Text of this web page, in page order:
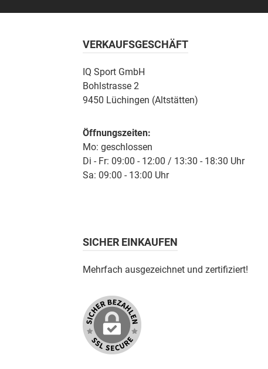
VERKAUFSGESCHÄFT
IQ Sport GmbH
Bohlstrasse 2
9450 Lüchingen (Altstätten)
Öffnungszeiten:
Mo: geschlossen
Di - Fr: 09:00 - 12:00 / 13:30 - 18:30 Uhr
Sa: 09:00 - 13:00 Uhr
SICHER EINKAUFEN
Mehrfach ausgezeichnet und zertifiziert!